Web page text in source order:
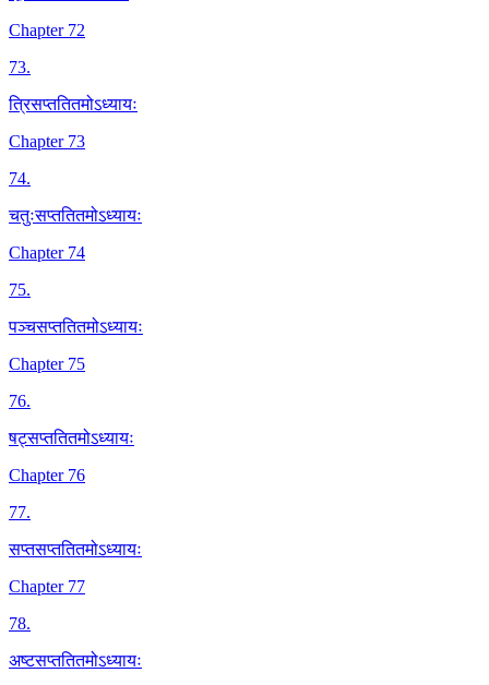
Chapter 72
73.
त्रिसप्ततितमोऽध्यायः
Chapter 73
74.
चतुःसप्ततितमोऽध्यायः
Chapter 74
75.
पञ्चसप्ततितमोऽध्यायः
Chapter 75
76.
षट्सप्ततितमोऽध्यायः
Chapter 76
77.
सप्तसप्ततितमोऽध्यायः
Chapter 77
78.
अष्टसप्ततितमोऽध्यायः